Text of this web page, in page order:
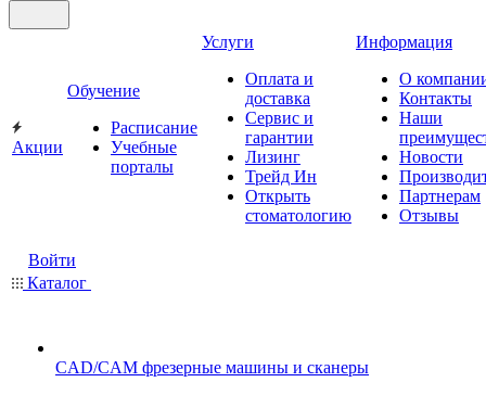
Акции
Обучение
Расписание
Учебные
порталы
Услуги
Оплата и
доставка
Сервис и
гарантии
Лизинг
Трейд Ин
Открыть
стоматологию
Информация
О
Контакты
Наши
Новости
Партнерам
Отзывы
Войти
Каталог
CAD/CAM фрезерные машины и сканеры